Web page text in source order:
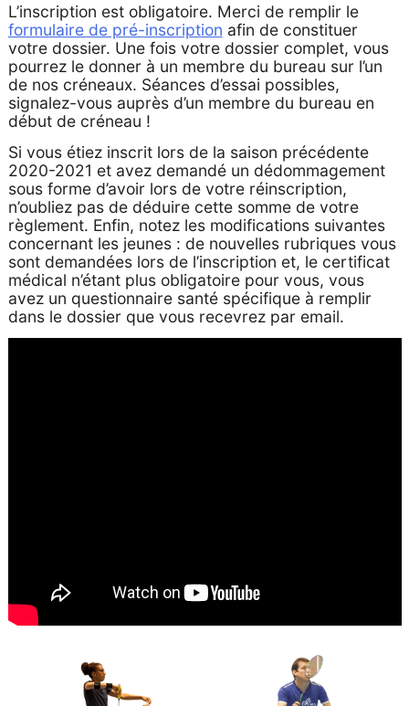
L’inscription est obligatoire. Merci de remplir le
formulaire de pré-inscription afin de constituer
votre dossier. Une fois votre dossier complet, vous
pourrez le donner à un membre du bureau sur l’un
de nos créneaux. Séances d’essai possibles,
signalez-vous auprès d’un membre du bureau en
début de créneau !
Si vous étiez inscrit lors de la saison précédente
2020-2021 et avez demandé un dédommagement
sous forme d’avoir lors de votre réinscription,
n’oubliez pas de déduire cette somme de votre
règlement. Enfin, notez les modifications suivantes
concernant les jeunes : de nouvelles rubriques vous
sont demandées lors de l’inscription et, le certificat
médical n’étant plus obligatoire pour vous, vous
avez un questionnaire santé spécifique à remplir
dans le dossier que vous recevrez par email.